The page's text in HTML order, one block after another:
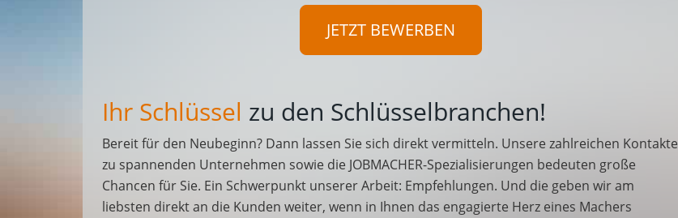
JETZT BEWERBEN
Ihr Schlüssel zu den Schlüsselbranchen!
Bereit für den Neubeginn? Dann lassen Sie sich direkt vermitteln. Unsere zahlreichen Kontakte
zu spannenden Unternehmen sowie die JOBMACHER-Spezialisierungen bedeuten große
Chancen für Sie. Ein Schwerpunkt unserer Arbeit: Empfehlungen. Und die geben wir am
liebsten direkt an die Kunden weiter, wenn in Ihnen das engagierte Herz eines Machers